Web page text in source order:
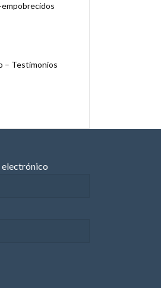
– Testimonios
electrónico